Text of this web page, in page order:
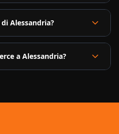
Alessandria?
a Alessandria?